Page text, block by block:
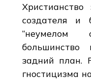
создателя и
“неумелом
большинство
задний план.
гностицизма